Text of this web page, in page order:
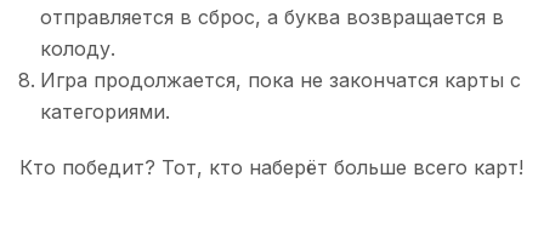
отправляется в сброс, а буква возвращается в
колоду.
Игра продолжается, пока не закончатся карты с
категориями.
Кто победит? Тот, кто наберёт больше всего карт!